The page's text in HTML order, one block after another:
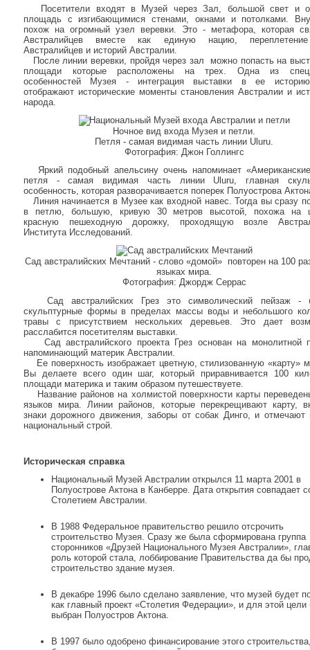
Посетители входят в Музей через Зал, большой свет и
площадь с изгибающимися стенами, окнами и потолками.
похож на огромный узел веревки. Это - метафора, которая
Австралийцев вместе как единую нацию,
Австралийцев и историй Австралии.
После линии веревки, пройдя через зал можно попасть на
площади которые расположены на трех. Одна из
особенностей Музея - интеграция выставки в ее
отображают исторические моменты становления Австралии и
народа.
Ночное вид входа Музея и петли.
Петля - самая видимая часть линии Uluru.
Фотография: Джон Голлингс
Яркий подобный апельсину очень напоминает
петля - самая видимая часть линии Uluru, главная
особенность, которая разворачивается поперек Полуострова
Линия начинается в Музее как входной навес. Тогда вы сразу
в петлю, большую, кривую 30 метров высотой, похожа на
красную пешеходную дорожку, проходящую возле
Института Исследований.
Сад австралийских Мечтаний - слово «домой» повторен на 100
языках мира.
Фотография: Джордж Серрас
Сад австралийских Грез это символический пейзаж -
скульптурные формы в пределах массы воды и небольшого
травы с присутствием нескольких деревьев. Это дает
расслабится посетителям выставки.
Сад австралийского проекта Грез основан на монолитной
напоминающий материк Австралии.
Ее поверхность изображает цветную, стилизованную «карту»
Вы делаете всего один шаг, который приравнивается 100
площади материка и таким образом путешествуете.
Название районов на холмистой поверхности карты
языков мира. Линии районов, которые перекрещивают карту,
знаки дорожного движения, заборы от собак Динго, и отмечают
национальный строй.
Историческая справка
Национальный Музей Австралии открылся 11 марта 2001 в
Полуострове Актона в Канберре. Дата открытия совпадает
Столетием Австралии.
В 1988 Федеральное правительство решило отсрочить
строительство Музея. Сразу же была сформирована группа
сторонников «Друзей Национального Музея Австралии»,
роль которой стала, лоббирование Правительства да бы
строительство здание музея.
В декабре 1996 было сделано заявление, что музей будет
как главный проект «Столетия Федерации», и для этой
выбран Полуостров Актона.
В 1997 было одобрено финансирование этого